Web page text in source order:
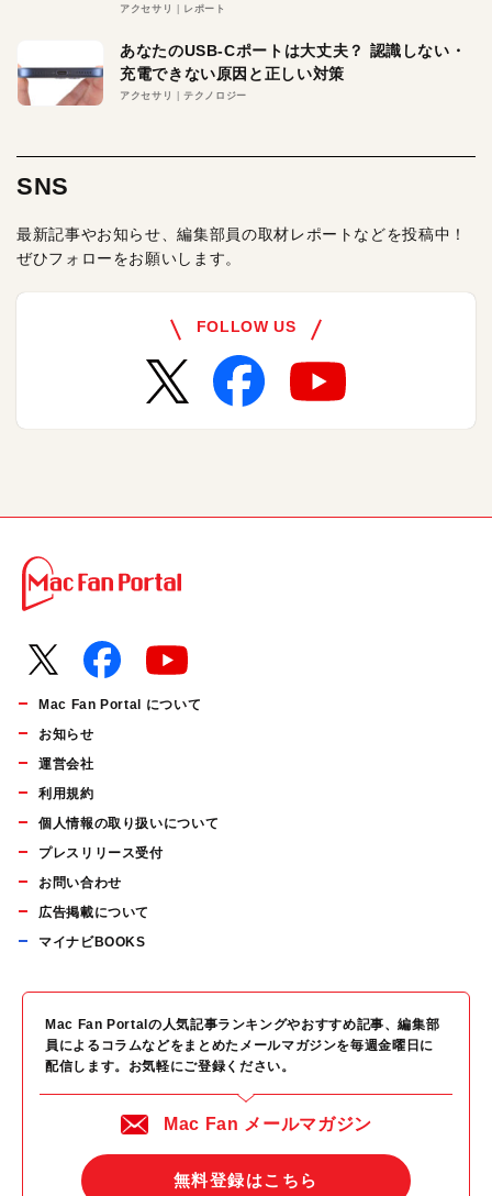
アクセサリ レポート
あなたのUSB-Cポートは大丈夫？ 認識しない・
充電できない原因と正しい対策
アクセサリ テクノロジー
SNS
最新記事やお知らせ、編集部員の取材レポートなどを投稿中！
ぜひフォローをお願いします。
FOLLOW US
Mac Fan Portal について
お知らせ
運営会社
利用規約
個人情報の取り扱いについて
プレスリリース受付
お問い合わせ
広告掲載について
マイナビBOOKS
Mac Fan Portalの人気記事ランキングやおすすめ記事、編集部
員によるコラムなどをまとめたメールマガジンを毎週金曜日に
配信します。お気軽にご登録ください。
Mac Fan メールマガジン
無料登録はこちら